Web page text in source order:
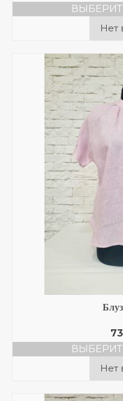
товар
имеет
Опции
можно
на
товара.
Нет
товар
имеет
Нет